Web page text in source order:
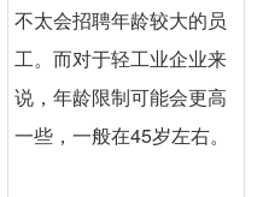
不太会招聘年龄较大的员
工。而对于轻工业企业来
说，年龄限制可能会更高
一些，一般在45岁左右。